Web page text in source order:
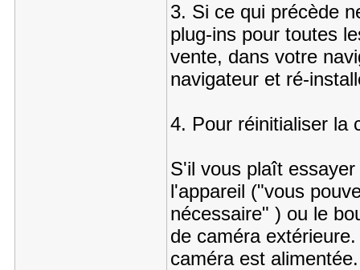
3. Si ce qui précède
plug-ins pour toutes
vente, dans votre
navigateur et ré-
4. Pour réinitialiser la
S'il vous plaît
l'appareil ("vous
nécessaire" ) ou le
de caméra
caméra est alimentée.